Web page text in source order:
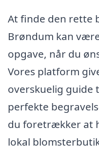
At finde den rette
Brøndum kan
opgave, når du
Vores platform
overskuelig guide
perfekte
du foretrækker at
lokal